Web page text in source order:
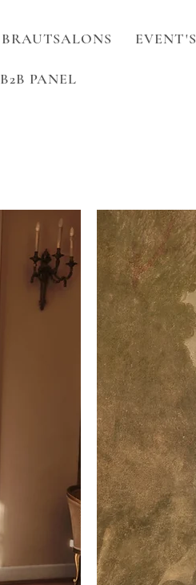
BRAUTSALONS EVENT'S
B2B PANEL